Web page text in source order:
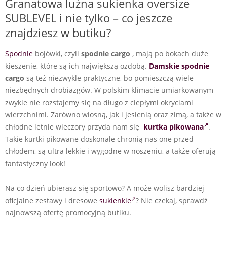
SUBLEVEL i nie tylko – co jeszcze
znajdziesz w butiku?
Spodnie bojówki, czyli spodnie cargo , mają po bokach duże
kieszenie, które są ich największą ozdobą. Damskie spodnie
cargo są też niezwykle praktyczne, bo pomieszczą wiele
niezbędnych drobiazgów. W polskim klimacie umiarkowanym
zwykle nie rozstajemy się na długo z ciepłymi okryciami
wierzchnimi. Zarówno wiosną, jak i jesienią oraz zimą, a także w
chłodne letnie wieczory przyda nam się kurtka pikowana .
Takie kurtki pikowane doskonale chronią nas one przed
chłodem, są ultra lekkie i wygodne w noszeniu, a także oferują
fantastyczny look!
Na co dzień ubierasz się sportowo? A może wolisz bardziej
oficjalne zestawy i dresowe sukienkie ? Nie czekaj, sprawdź
najnowszą ofertę promocyjną butiku.